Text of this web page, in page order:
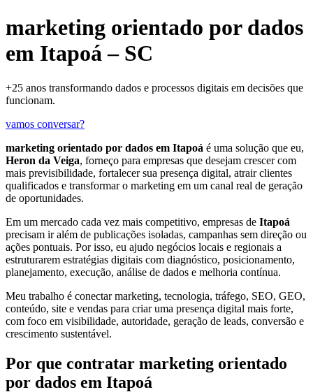
marketing orientado por dados
em Itapoá – SC
+25 anos transformando dados e processos digitais em decisões que
funcionam.
vamos conversar?
marketing orientado por dados em Itapoá é uma solução que eu,
Heron da Veiga, forneço para empresas que desejam crescer com
mais previsibilidade, fortalecer sua presença digital, atrair clientes
qualificados e transformar o marketing em um canal real de geração
de oportunidades.
Em um mercado cada vez mais competitivo, empresas de Itapoá
precisam ir além de publicações isoladas, campanhas sem direção ou
ações pontuais. Por isso, eu ajudo negócios locais e regionais a
estruturarem estratégias digitais com diagnóstico, posicionamento,
planejamento, execução, análise de dados e melhoria contínua.
Meu trabalho é conectar marketing, tecnologia, tráfego, SEO, GEO,
conteúdo, site e vendas para criar uma presença digital mais forte,
com foco em visibilidade, autoridade, geração de leads, conversão e
crescimento sustentável.
Por que contratar marketing orientado
por dados em Itapoá